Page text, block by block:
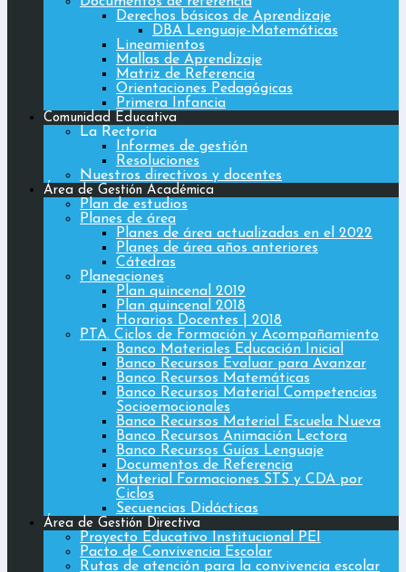
Derechos básicos de Aprendizaje
DBA Lenguaje-Matemáticas
Lineamientos
Mallas de Aprendizaje
Matriz de Referencia
Orientaciones Pedagógicas
Primera Infancia
Comunidad Educativa
La Rectoria
Informes de gestión
Resoluciones
Nuestros directivos y docentes
Área de Gestión Académica
Plan de estudios
Planes de área
Planes de área actualizadas en el 2022
Planes de área años anteriores
Cátedras
Planeaciones
Plan quincenal 2019
Plan quincenal 2018
Horarios Docentes | 2018
PTA. Ciclos de Formación y Acompañamiento
Banco Materiales Educación Inicial
Banco Recursos Evaluar para Avanzar
Banco Recursos Matemáticas
Banco Recursos Material Competencias
Socioemocionales
Banco Recursos Material Escuela Nueva
Banco Recursos Animación Lectora
Banco Recursos Guías Lenguaje
Documentos de Referencia
Material Formaciones STS y CDA por
Ciclos
Secuencias Didácticas
Área de Gestión Directiva
Proyecto Educativo Institucional PEI
Pacto de Convivencia Escolar
Rutas de atención para la convivencia escolar